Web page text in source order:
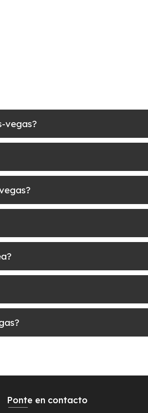
vegas?
Ponte en contacto